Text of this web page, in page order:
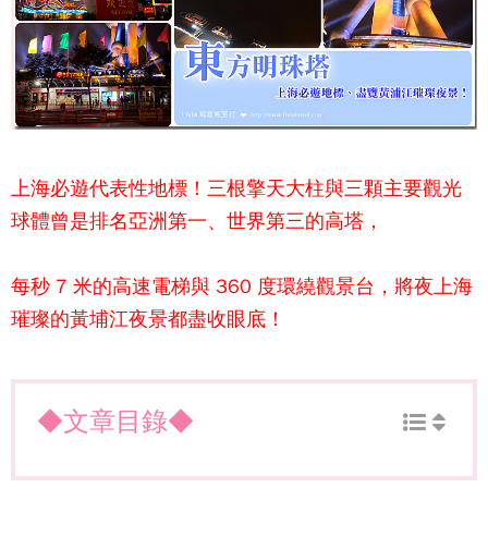
上海必遊代表性地標！ 三根擎天大柱與三顆主要觀光
球體曾是排名亞洲第一、世界第三的高塔，
每秒 7 米的高速電梯與 360 度環繞觀景台，將夜上海
璀璨的黃埔江夜景都盡收眼底！
◆文章目錄◆